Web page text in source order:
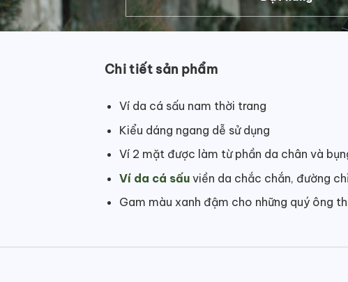
Chi tiết sản phẩm
Ví da cá sấu nam thời trang
Kiểu dáng ngang dễ sử dụng
Ví 2 mặt được làm từ phần da chân và
Ví da cá sấuviền da chắc chắn, đường
Gam màu xanh đậm cho những quý ông